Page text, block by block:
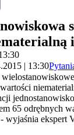
| 13:30
65 odrębnych
wyjaśnia ekspert